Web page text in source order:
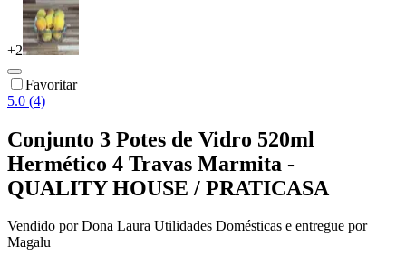
+2
Favoritar
5.0 (4)
Conjunto 3 Potes de Vidro 520ml
Hermético 4 Travas Marmita -
QUALITY HOUSE / PRATICASA
Vendido porDona Laura Utilidades Domésticas e entregue por
Magalu